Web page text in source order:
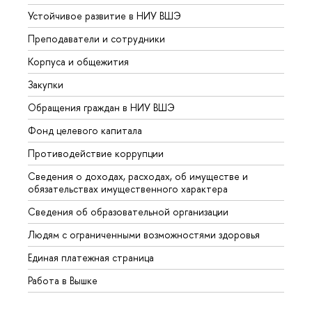
Устойчивое развитие в НИУ ВШЭ
Преподаватели и сотрудники
Корпуса и общежития
Закупки
Обращения граждан в НИУ ВШЭ
Фонд целевого капитала
Противодействие коррупции
Сведения о доходах, расходах, об имуществе и
обязательствах имущественного характера
Сведения об образовательной организации
Людям с ограниченными возможностями здоровья
Единая платежная страница
Работа в Вышке